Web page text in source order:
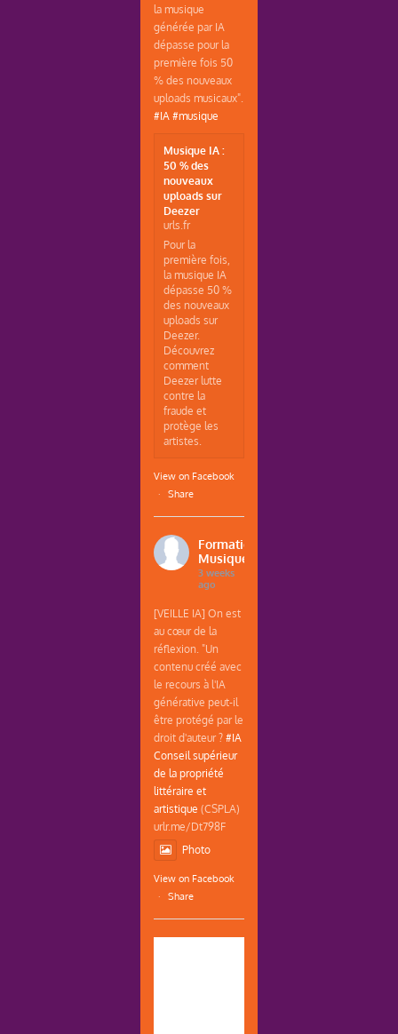
la musique
générée par IA
dépasse pour la
première fois 50
% des nouveaux
uploads musicaux".
#IA #musique
Musique IA :
50 % des
nouveaux
uploads sur
Deezer
urls.fr
Pour la
première fois,
la musique IA
dépasse 50 %
des nouveaux
uploads sur
Deezer.
Découvrez
comment
Deezer lutte
contre la
fraude et
protège les
artistes.
View on Facebook
·
Share
Formations
Musique
3 weeks
ago
[VEILLE IA] On est
au cœur de la
réflexion. "Un
contenu créé avec
le recours à l'IA
générative peut-il
être protégé par le
droit d'auteur ?#IA
Conseil supérieur
de la propriété
littéraire et
artistique (CSPLA)
urlr.me/Dt798F
Photo
View on Facebook
·
Share